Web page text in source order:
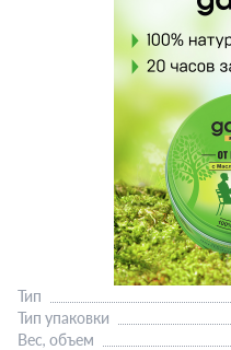
Тип
Тип упаковки
Вес, объем